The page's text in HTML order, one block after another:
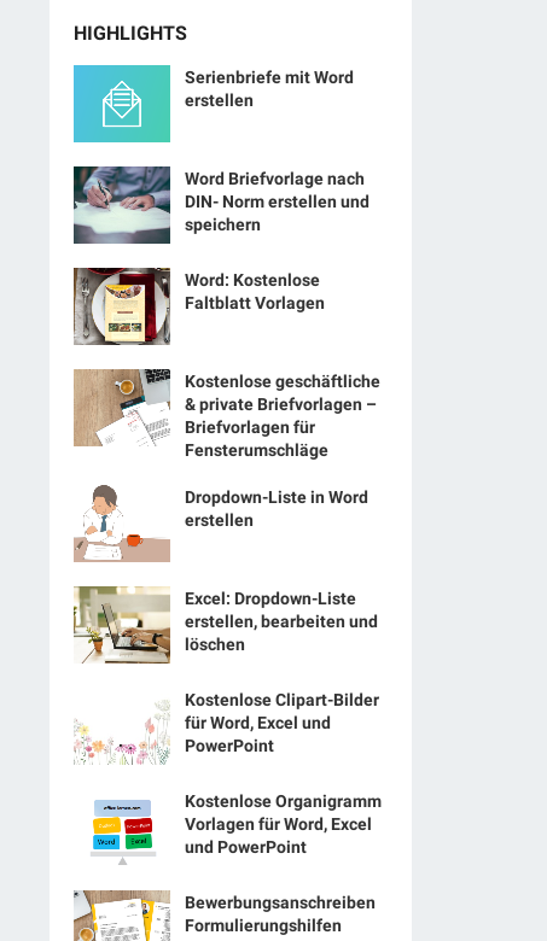
HIGHLIGHTS
Serienbriefe mit Word
erstellen
Word Briefvorlage nach
DIN- Norm erstellen und
speichern
Word: Kostenlose
Faltblatt Vorlagen
Kostenlose geschäftliche
& private Briefvorlagen –
Briefvorlagen für
Fensterumschläge
Dropdown-Liste in Word
erstellen
Excel: Dropdown-Liste
erstellen, bearbeiten und
löschen
Kostenlose Clipart-Bilder
für Word, Excel und
PowerPoint
Kostenlose Organigramm
Vorlagen für Word, Excel
und PowerPoint
Bewerbungsanschreiben
Formulierungshilfen